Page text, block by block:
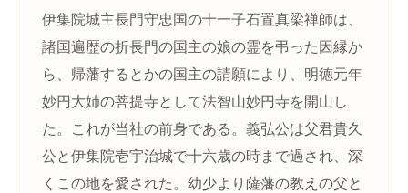
伊集院城主長門守忠国の十一子石置真梁禅師は、
諸国遍歴の折長門の国主の娘の霊を弔った因縁か
ら、帰藩するとかの国主の請願により、明徳元年
妙円大姉の菩提寺として法智山妙円寺を開山し
た。これが当社の前身である。義弘公は父君貴久
公と伊集院壱宇治城で十六歳の時まで過され、深
くこの地を愛された。幼少より薩藩の教えの父と